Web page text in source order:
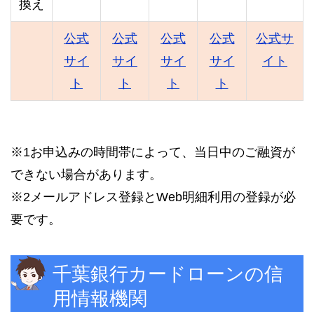
換え
公式
サイ
ト
公式
サイ
ト
公式
サイ
ト
公式
サイ
ト
公式サ
イト
※1お申込みの時間帯によって、当日中のご融資が
できない場合があります。
※2メールアドレス登録とWeb明細利用の登録が必
要です。
千葉銀行カードローンの信
用情報機関